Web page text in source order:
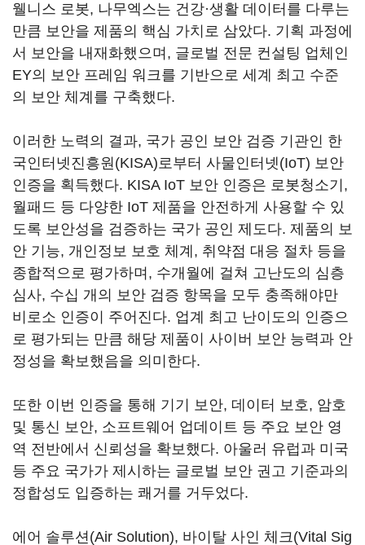
웰니스 로봇, 나무엑스는 건강·생활 데이터를 다루는
만큼 보안을 제품의 핵심 가치로 삼았다. 기획 과정에
서 보안을 내재화했으며, 글로벌 전문 컨설팅 업체인
EY의 보안 프레임 워크를 기반으로 세계 최고 수준
의 보안 체계를 구축했다.
이러한 노력의 결과, 국가 공인 보안 검증 기관인 한
국인터넷진흥원(KISA)로부터 사물인터넷(IoT) 보안
인증을 획득했다. KISA IoT 보안 인증은 로봇청소기,
월패드 등 다양한 IoT 제품을 안전하게 사용할 수 있
도록 보안성을 검증하는 국가 공인 제도다. 제품의 보
안 기능, 개인정보 보호 체계, 취약점 대응 절차 등을
종합적으로 평가하며, 수개월에 걸쳐 고난도의 심층
심사, 수십 개의 보안 검증 항목을 모두 충족해야만
비로소 인증이 주어진다. 업계 최고 난이도의 인증으
로 평가되는 만큼 해당 제품이 사이버 보안 능력과 안
정성을 확보했음을 의미한다.
또한 이번 인증을 통해 기기 보안, 데이터 보호, 암호
및 통신 보안, 소프트웨어 업데이트 등 주요 보안 영
역 전반에서 신뢰성을 확보했다. 아울러 유럽과 미국
등 주요 국가가 제시하는 글로벌 보안 권고 기준과의
정합성도 입증하는 쾌거를 거두었다.
에어 솔루션(Air Solution), 바이탈 사인 체크(Vital Sig